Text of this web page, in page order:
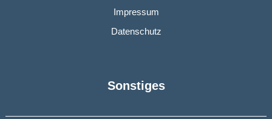
Impressum
Datenschutz
Sonstiges